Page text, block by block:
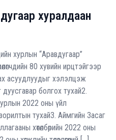
хуралдаан
хурлын “Аравдугаар”
80 хувийн ирцтэйгээр
асуудлуудыг хэлэлцэж
дуусгавар болгох тухай2.
2022 оны үйл
тухай3. Аймгийн Засаг
хөтөлбөрийн 2022 оны